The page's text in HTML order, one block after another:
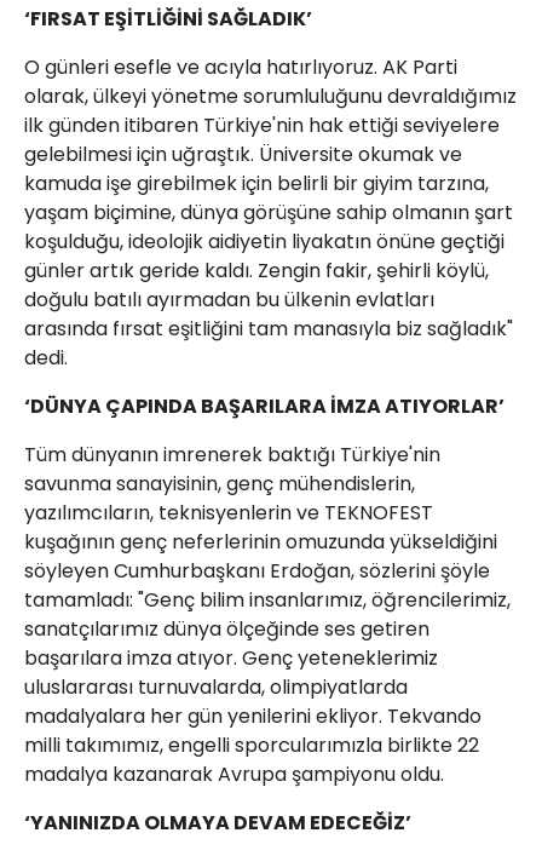
‘FIRSAT EŞİTLİĞİNİ SAĞLADIK’
O günleri esefle ve acıyla hatırlıyoruz. AK Parti
olarak, ülkeyi yönetme sorumluluğunu devraldığımız
ilk günden itibaren Türkiye'nin hak ettiği seviyelere
gelebilmesi için uğraştık. Üniversite okumak ve
kamuda işe girebilmek için belirli bir giyim tarzına,
yaşam biçimine, dünya görüşüne sahip olmanın şart
koşulduğu, ideolojik aidiyetin liyakatın önüne geçtiği
günler artık geride kaldı. Zengin fakir, şehirli köylü,
doğulu batılı ayırmadan bu ülkenin evlatları
arasında fırsat eşitliğini tam manasıyla biz sağladık"
dedi.
‘DÜNYA ÇAPINDA BAŞARILARA İMZA ATIYORLAR’
Tüm dünyanın imrenerek baktığı Türkiye'nin
savunma sanayisinin, genç mühendislerin,
yazılımcıların, teknisyenlerin ve TEKNOFEST
kuşağının genç neferlerinin omuzunda yükseldiğini
söyleyen Cumhurbaşkanı Erdoğan, sözlerini şöyle
tamamladı: "Genç bilim insanlarımız, öğrencilerimiz,
sanatçılarımız dünya ölçeğinde ses getiren
başarılara imza atıyor. Genç yeteneklerimiz
uluslararası turnuvalarda, olimpiyatlarda
madalyalara her gün yenilerini ekliyor. Tekvando
milli takımımız, engelli sporcularımızla birlikte 22
madalya kazanarak Avrupa şampiyonu oldu.
‘YANINIZDA OLMAYA DEVAM EDECEĞİZ’